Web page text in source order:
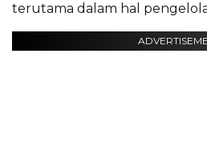
terutama dalam hal